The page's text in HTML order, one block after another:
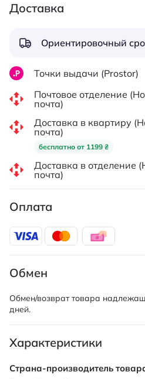
Доставка
Ориентировочный
Точки выдачи (Prostor)
Почтовое отделение
почта)
Доставка в квартиру
почта)
бесплатно от 1199 ₴
Доставка в отделение
почта)
Оплата
Обмен
Обмен/возврат товара
дней.
Характеристики
Характеристики